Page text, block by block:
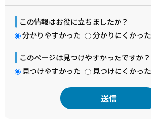
この情報はお役に立ちましたか？
分かりやすかった
分かりにくかった
このページは見つけやすかったですか？
見つけやすかった
見つけにくかった